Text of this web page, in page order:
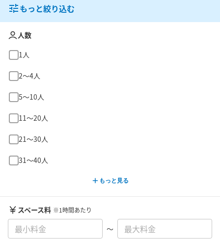
もっと絞り込む
人数
1人
2〜4人
5〜10人
11〜20人
21〜30人
31〜40人
もっと見る
スペース料 ※1時間あたり
〜